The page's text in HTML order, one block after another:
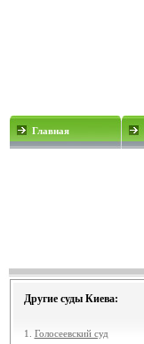
Главная
Другие суды Киева:
1. Голосеевский суд